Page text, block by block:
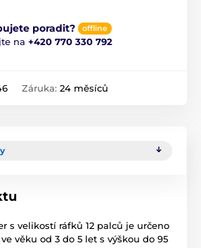
poradit? offline
na +420 770 330 792
Záruka: 24 měsíců
s velikostí ráfků 12 palců je určeno
věku od 3 do 5 let s výškou do 95